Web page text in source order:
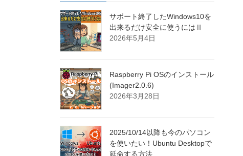
サポート終了したWindows10を
出来るだけ安全に使うにはⅡ
2026年5月4日
Raspberry Pi OSのインストール
(Imager2.0.6)
2026年3月28日
2025/10/14以降も今のパソコン
を使いたい！Ubuntu Desktopで
延命する方法